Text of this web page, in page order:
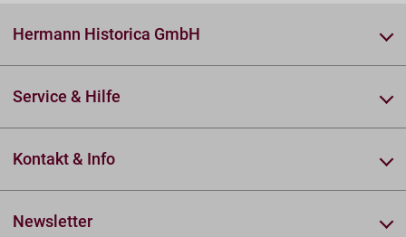
Hermann Historica GmbH
Service & Hilfe
Kontakt & Info
Newsletter